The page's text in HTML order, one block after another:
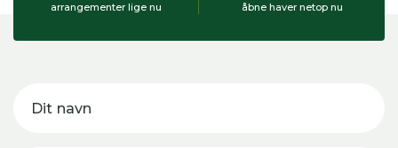
arrangementer lige nu åbne haver netop nu
Dit navn